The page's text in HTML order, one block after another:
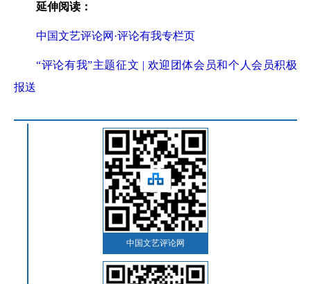
延伸阅读：
中国文艺评论网·评论有我专栏页
“评论有我”主题征文 | 欢迎团体会员和个人会员积极
报送
中国文艺评论网